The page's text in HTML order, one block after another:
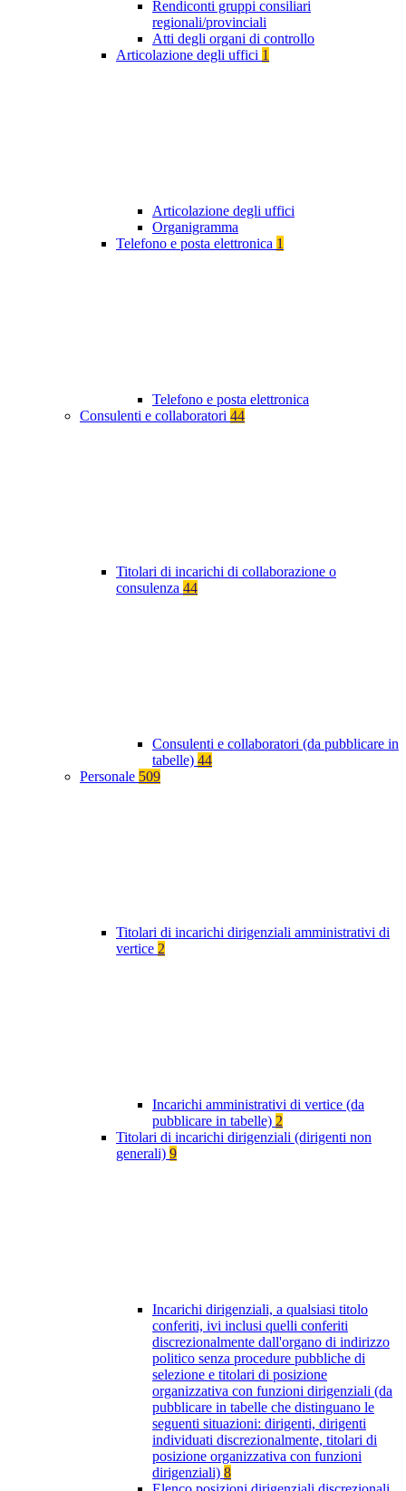
Rendiconti gruppi consiliari
regionali/provinciali
Atti degli organi di controllo
Articolazione degli uffici 1
Articolazione degli uffici
Organigramma
Telefono e posta elettronica 1
Telefono e posta elettronica
Consulenti e collaboratori 44
Titolari di incarichi di collaborazione o
consulenza 44
Consulenti e collaboratori (da pubblicare in
tabelle) 44
Personale 509
Titolari di incarichi dirigenziali amministrativi di
vertice 2
Incarichi amministrativi di vertice (da
pubblicare in tabelle) 2
Titolari di incarichi dirigenziali (dirigenti non
generali) 9
Incarichi dirigenziali, a qualsiasi titolo
conferiti, ivi inclusi quelli conferiti
discrezionalmente dall'organo di indirizzo
politico senza procedure pubbliche di
selezione e titolari di posizione
organizzativa con funzioni dirigenziali (da
pubblicare in tabelle che distinguano le
seguenti situazioni: dirigenti, dirigenti
individuati discrezionalmente, titolari di
posizione organizzativa con funzioni
dirigenziali) 8